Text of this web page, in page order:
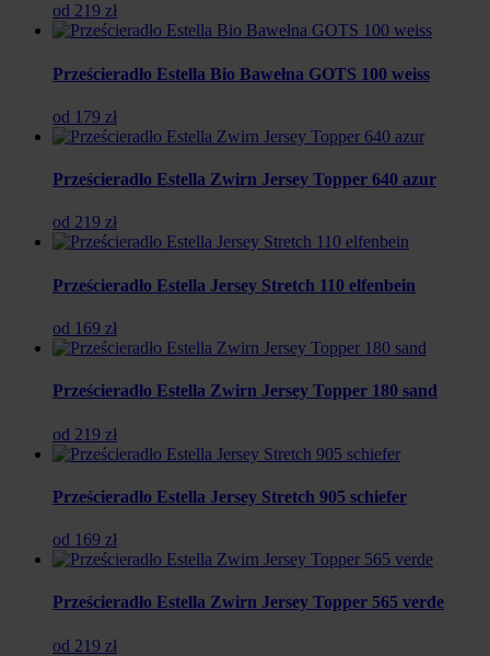
od 219 zł
Prześcieradło Estella Bio Bawełna GOTS 100 weiss
od 179 zł
Prześcieradło Estella Zwirn Jersey Topper 640 azur
od 219 zł
Prześcieradło Estella Jersey Stretch 110 elfenbein
od 169 zł
Prześcieradło Estella Zwirn Jersey Topper 180 sand
od 219 zł
Prześcieradło Estella Jersey Stretch 905 schiefer
od 169 zł
Prześcieradło Estella Zwirn Jersey Topper 565 verde
od 219 zł